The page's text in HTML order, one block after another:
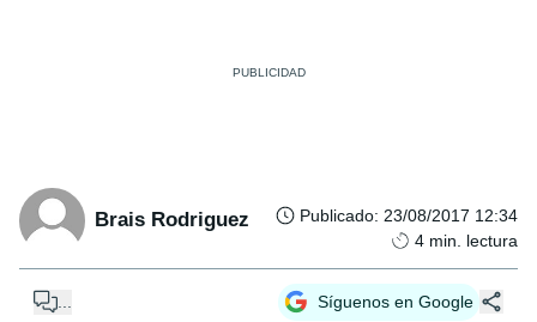
Brais Rodriguez Publicado: 23/08/2017 12:34
4 min. lectura
Síguenos en Google